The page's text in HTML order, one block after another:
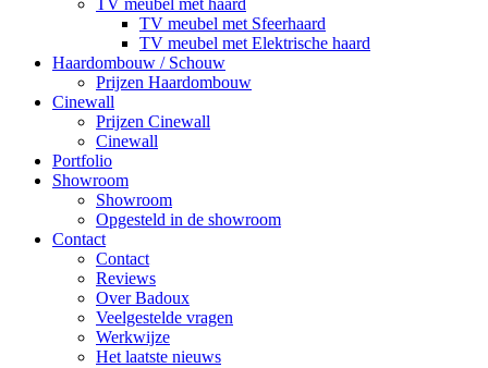
TV meubel met haard
TV meubel met Sfeerhaard
TV meubel met Elektrische haard
Haardombouw / Schouw
Prijzen Haardombouw
Cinewall
Prijzen Cinewall
Cinewall
Portfolio
Showroom
Showroom
Opgesteld in de showroom
Contact
Contact
Reviews
Over Badoux
Veelgestelde vragen
Werkwijze
Het laatste nieuws